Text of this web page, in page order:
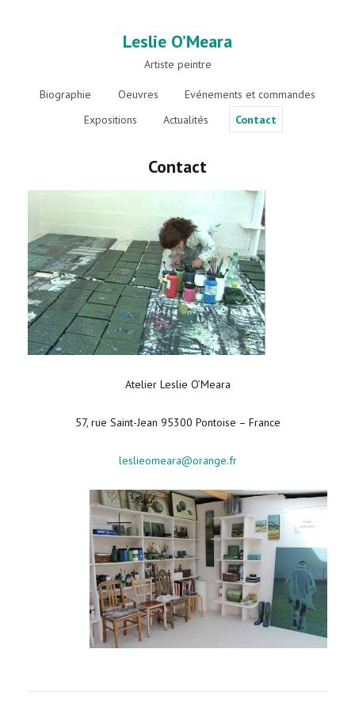
Leslie O’Meara
Artiste peintre
Biographie Oeuvres
Evénements et commandes
Expositions
Actualités Contact
Contact
Atelier Leslie O’Meara
57, rue Saint-Jean 95300 Pontoise – France
leslieomeara@orange.fr